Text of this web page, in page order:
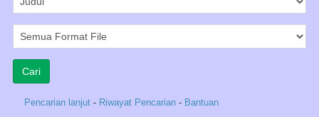
Pencarian lanjut - Riwayat Pencarian - Bantuan